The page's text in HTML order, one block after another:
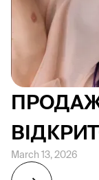
March 13, 2026